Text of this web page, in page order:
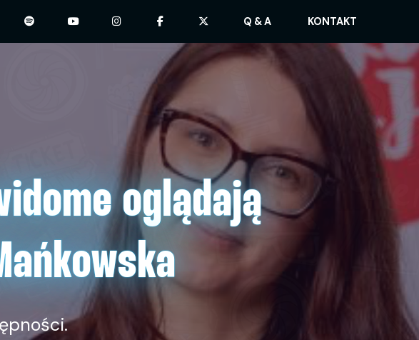
Q & A KONTAKT
oglądają